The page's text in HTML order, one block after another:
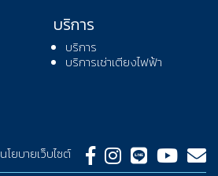
บริการ
บริการ
บริการเช่าเตียงไฟฟ้า
นโยบายเว็บไซต์